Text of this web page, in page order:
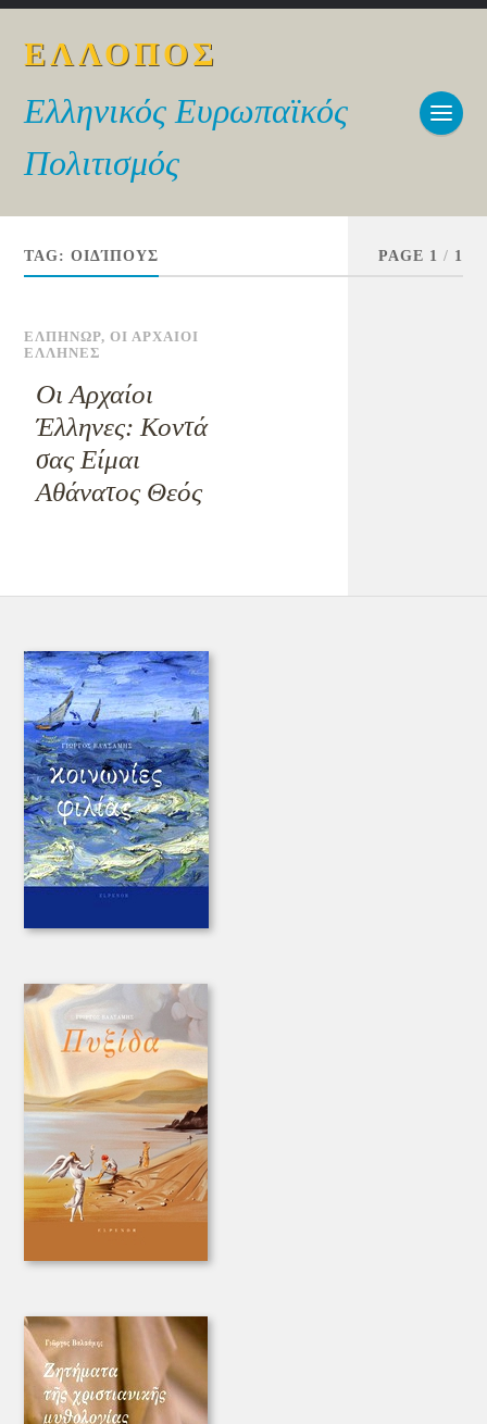
ΕΛΛΟΠΟΣ
Ελληνικός Ευρωπαϊκός
Πολιτισμός
TAG:ΟΙΔΊΠΟΥΣ PAGE 1 / 1
ΕΛΠΗΝΩΡ,ΟΙ ΑΡΧΑΙΟΙ
ΕΛΛΗΝΕΣ
Οι Αρχαίοι
Έλληνες: Κοντά
σας Είμαι
Αθάνατος Θεός